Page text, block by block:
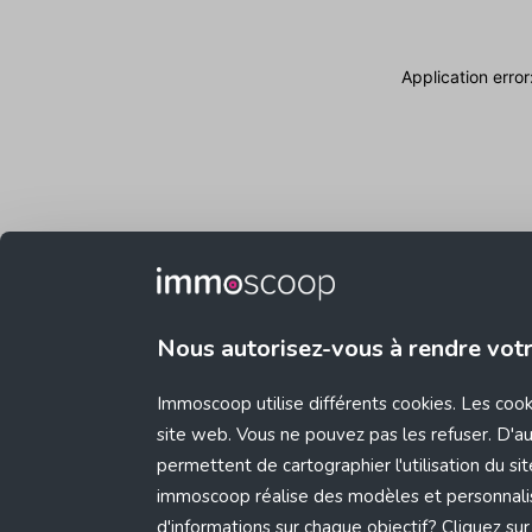
Nous autorisez-vous à rendre
Immoscoop utilise différents cookies. Les
site web. Vous ne pouvez pas les refuser.
permettent de cartographier l'utilisation du
immoscoop réalise des modèles et
d'informations sur chaque objectif? Cliquez
Application